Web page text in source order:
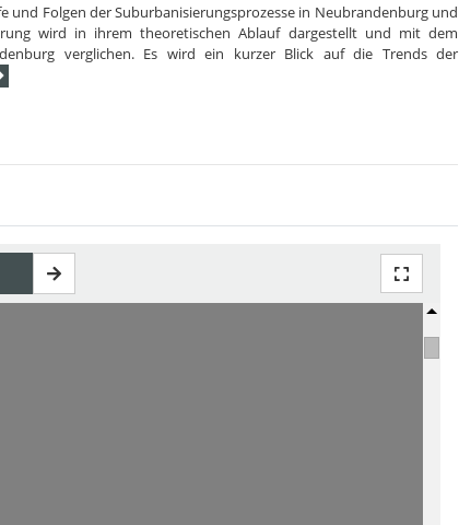
und Folgen der Suburbanisierungsprozesse in Neubrandenburg und
wird in ihrem theoretischen Ablauf dargestellt und mit dem
verglichen. Es wird ein kurzer Blick auf die Trends der